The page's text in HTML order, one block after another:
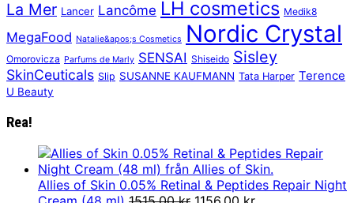
La Mer Lancer Lancôme LH cosmetics Medik8
MegaFood Natalie&apos;s Cosmetics Nordic Crystal
Omorovicza Parfums de Marly SENSAI Shiseido Sisley
SkinCeuticals Slip SUSANNE KAUFMANN Tata Harper Terence
U Beauty
Rea!
Allies of Skin 0.05% Retinal & Peptides Repair Night